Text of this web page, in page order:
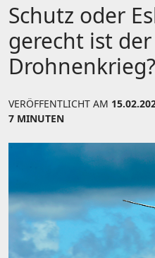
Schutz oder
gerecht ist
Drohnenkrieg?
VERÖFFENTLICHT AM
7 MINUTEN